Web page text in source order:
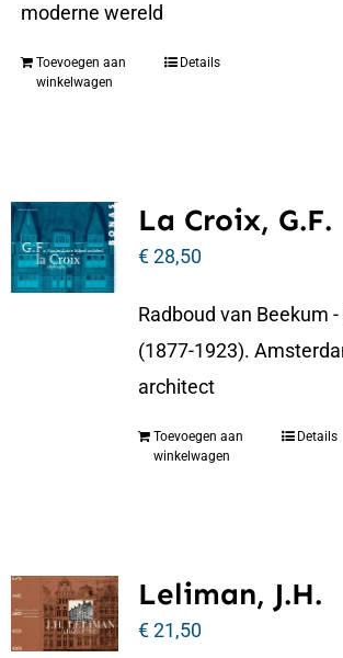
moderne wereld
Toevoegen aan
winkelwagen
Details
La Croix, G.F.
€28,50
Radboud van Beekum -
(1877-1923).
architect
Toevoegen aan
winkelwagen
Details
Leliman, J.H.
€21,50